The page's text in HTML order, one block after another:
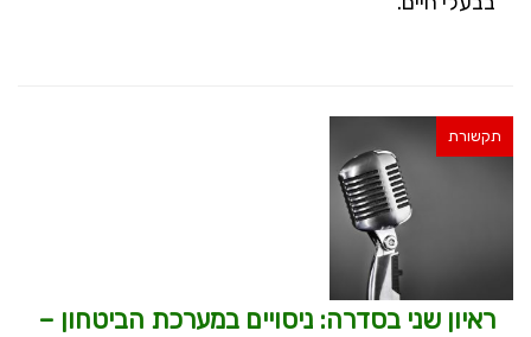
תקשורת
ראיון שני בסדרה: ניסויים במערכת הביטחון –